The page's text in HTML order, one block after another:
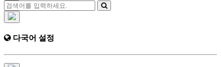
다국어 설정